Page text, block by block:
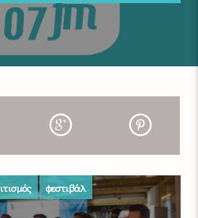
φεστιβάλ